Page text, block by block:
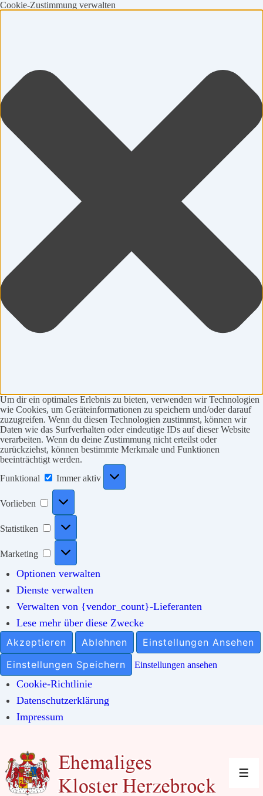
Cookie-Zustimmung verwalten
Um dir ein optimales Erlebnis zu bieten, verwenden wir Technologien
wie Cookies, um Geräteinformationen zu speichern und/oder darauf
zuzugreifen. Wenn du diesen Technologien zustimmst, können wir
Daten wie das Surfverhalten oder eindeutige IDs auf dieser Website
verarbeiten. Wenn du deine Zustimmung nicht erteilst oder
zurückziehst, können bestimmte Merkmale und Funktionen
beeinträchtigt werden.
Funktional
Immer aktiv
Vorlieben
Vorlieben
Statistiken
Statistiken
Marketing
Marketing
Optionen verwalten
Dienste verwalten
Verwalten von {vendor_count}-Lieferanten
Lese mehr über diese Zwecke
Akzeptieren
Ablehnen
Einstellungen Ansehen
Einstellungen Speichern
Einstellungen ansehen
Cookie-Richtlinie
Datenschutzerklärung
Impressum
Inhalt